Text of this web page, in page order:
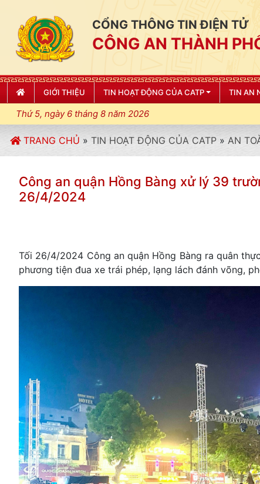
CỔNG THÔNG TIN ĐIỆN TỬ
CÔNG AN THÀNH
GIỚI THIỆU TIN HOẠT ĐỘNG CỦA CATP TIN AN
Thứ 5, ngày 6 tháng 8 năm 2026
TRANG CHỦ » TIN HOẠT ĐỘNG CỦA CATP » AN
Công an quận Hồng Bàng xử lý 39
26/4/2024
Tối 26/4/2024 Công an quận Hồng Bàng ra quân
phương tiện đua xe trái phép, lạng lách đánh võng,